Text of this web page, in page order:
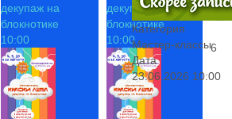
декупаж на
блокнотике
10:00
декупаж на
блокнотике
10:00
6
Категория
Мастер-классы
Дата
23.06.2026 10:00